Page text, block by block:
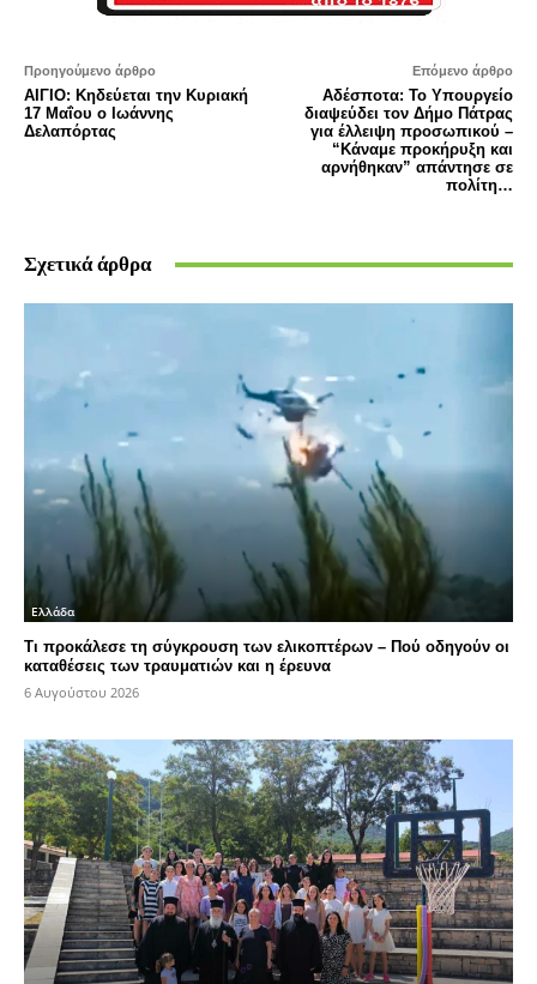
Προηγούμενο άρθρο
ΑΙΓΙΟ: Κηδεύεται την Κυριακή
17 Μαΐου ο Ιωάννης
Δελαπόρτας
Επόμενο άρθρο
Αδέσποτα: Το Υπουργείο
διαψεύδει τον Δήμο Πάτρας
για έλλειψη προσωπικού –
“Κάναμε προκήρυξη και
αρνήθηκαν” απάντησε σε
πολίτη…
Σχετικά άρθρα
Ελλάδα
Τι προκάλεσε τη σύγκρουση των ελικοπτέρων – Πού οδηγούν οι
καταθέσεις των τραυματιών και η έρευνα
6 Αυγούστου 2026